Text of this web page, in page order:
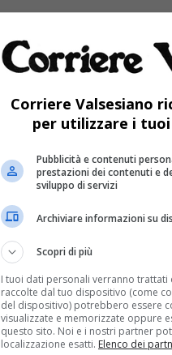
Corriere Valsesiano
per utilizzare i
Pubblicità e contenuti
prestazioni dei contenuti e
sviluppo di servizi
Archiviare informazioni su
Scopri di più
I tuoi dati personali verranno
raccolte dal tuo dispositivo (come
del dispositivo) potrebbero essere
visualizzate e memorizzate oppure
questo sito. Noi e i nostri partner
localizzazione esatti. Elenco dei